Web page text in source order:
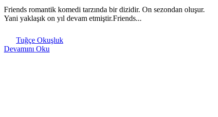
Friends romantik komedi tarzında bir dizidir. On sezondan oluşur.
Yani yaklaşık on yıl devam etmiştir.Friends...
Tuğçe Okuşluk
Devamını Oku